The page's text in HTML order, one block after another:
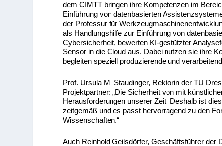
dem CIMTT bringen ihre Kompetenzen im
Einführung von datenbasierten
der Professur für
als Handlungshilfe zur Einführung von
Cybersicherheit, bewerten KI-gestützter
Sensor in die Cloud aus. Dabei nutzen sie ihre
begleiten speziell produzierende und
Prof. Ursula M. Staudinger, Rektorin der TU
Projektpartner: „Die Sicherheit von mit
Herausforderungen unserer Zeit. Deshalb ist
zeitgemäß und es passt hervorragend zu den
Wissenschaften.“
Auch Reinhold Geilsdörfer, Geschäftsführer der